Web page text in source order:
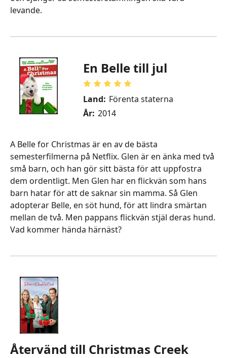
levande.
En Belle till jul
Land: Förenta staterna
År: 2014
A Belle for Christmas är en av de bästa
semesterfilmerna på Netflix. Glen är en änka med två
små barn, och han gör sitt bästa för att uppfostra
dem ordentligt. Men Glen har en flickvän som hans
barn hatar för att de saknar sin mamma. Så Glen
adopterar Belle, en söt hund, för att lindra smärtan
mellan de två. Men pappans flickvän stjäl deras hund.
Vad kommer hända härnäst?
Återvänd till Christmas Creek